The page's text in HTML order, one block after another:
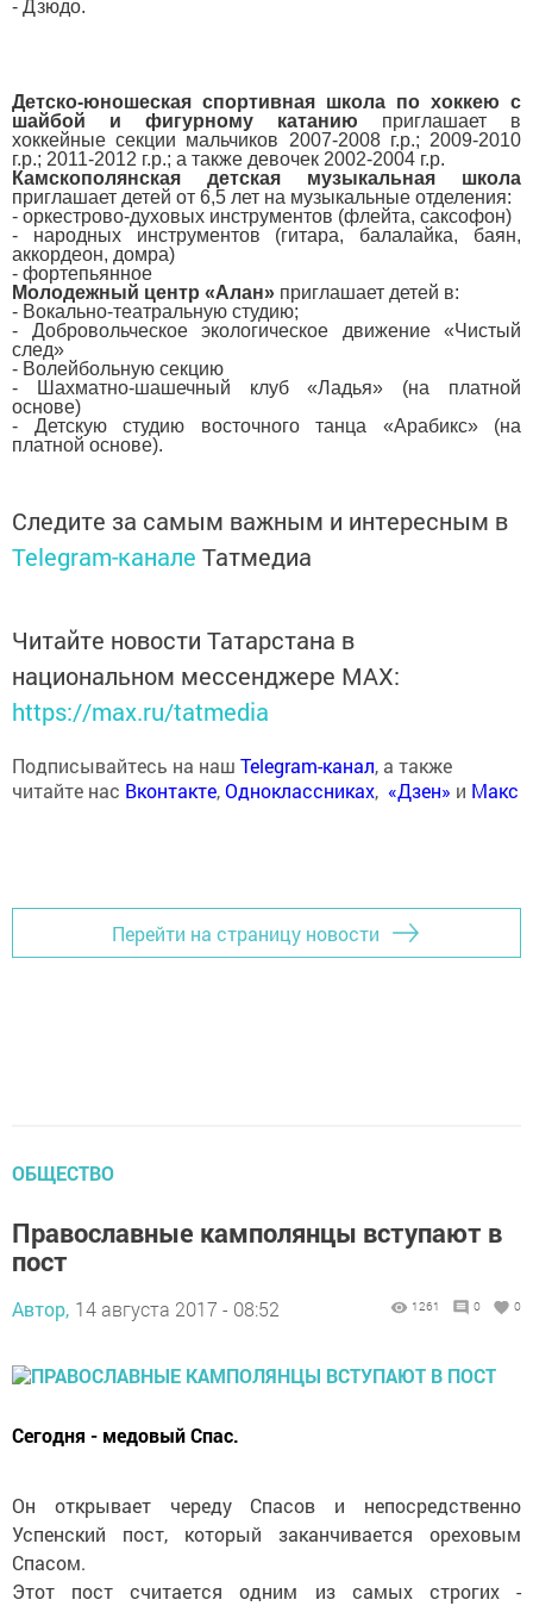
- Дзюдо.
Детско-юношеская спортивная школа по хоккею с
шайбой и фигурному катанию приглашает в
хоккейные секции мальчиков 2007-2008 г.р.; 2009-2010
г.р.; 2011-2012 г.р.; а также девочек 2002-2004 г.р.
Камскополянская детская музыкальная школа
приглашает детей от 6,5 лет на музыкальные отделения:
- оркестрово-духовых инструментов (флейта, саксофон)
- народных инструментов (гитара, балалайка, баян,
аккордеон, домра)
- фортепьянное
Молодежный центр «Алан» приглашает детей в:
- Вокально-театральную студию;
- Добровольческое экологическое движение «Чистый
след»
- Волейбольную секцию
- Шахматно-шашечный клуб «Ладья» (на платной
основе)
- Детскую студию восточного танца «Арабикс» (на
платной основе).
Следите за самым важным и интересным в
Telegram-канале Татмедиа
Читайте новости Татарстана в
национальном мессенджере MАХ:
https://max.ru/tatmedia
Подписывайтесь на наш Telegram-канал, а также
читайте нас Вконтакте,Одноклассниках, «Дзен» и Макс
Перейти на страницу новости
ОБЩЕСТВО
Православные камполянцы вступают в
пост
Автор, 14 августа 2017 - 08:52 1261 0 0
Сегодня - медовый Спас.
Он открывает череду Спасов и непосредственно
Успенский пост, который заканчивается ореховым
Спасом.
Этот пост считается одним из самых строгих -